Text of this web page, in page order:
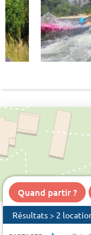
Quand partir ?
Résultats > 2